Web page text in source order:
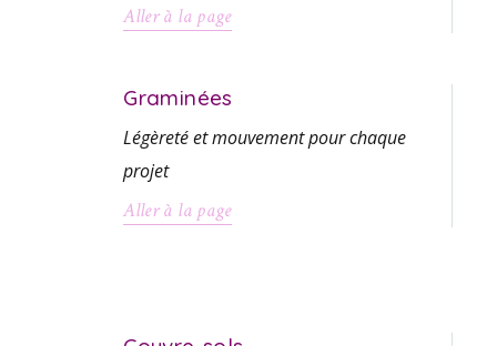
Aller à la page
Graminées
Légèreté et mouvement pour chaque
projet
Aller à la page